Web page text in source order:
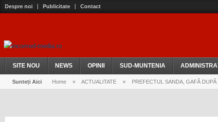
Despre noi Publicitate Contact
SITE NOU NEWS OPINII SUD-MUNTENIA
Sunteți Aici Home » ACTUALITATE » PREFECTUL SANDA, GAFĂ